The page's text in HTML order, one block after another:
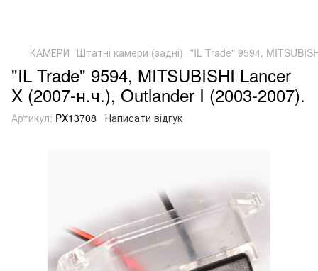
КАМЕРИ Штатні камери (задні) "IL Trade" 9594,
"IL Trade" 9594, MITSUBISHI Lancer
X (2007-н.ч.), Outlander I (2003-2007).
Артикул: PX13708 Написати відгук